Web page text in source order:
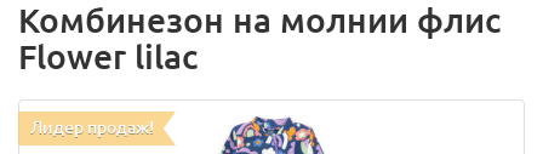
Комбинезон на молнии флис
Flower lilac
Лидер продаж!